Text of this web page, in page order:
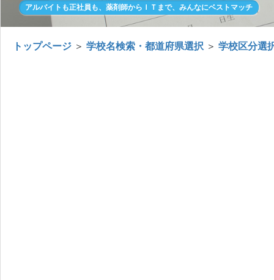
アルバイトも正社員も、薬剤師からＩＴまで、みんなにベストマッチ
トップページ ＞ 学校名検索・都道府県選択 ＞ 学校区分選